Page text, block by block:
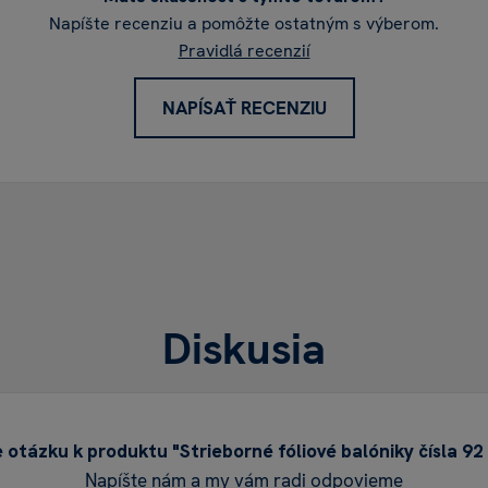
Napíšte recenziu a pomôžte ostatným s výberom.
Pravidlá recenzií
NAPÍSAŤ RECENZIU
Diskusia
otázku k produktu "Strieborné fóliové balóniky čísla 92
Napíšte nám a my vám radi odpovieme